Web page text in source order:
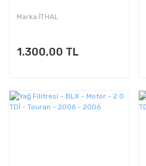
Marka:İTHAL
1.300,00 TL